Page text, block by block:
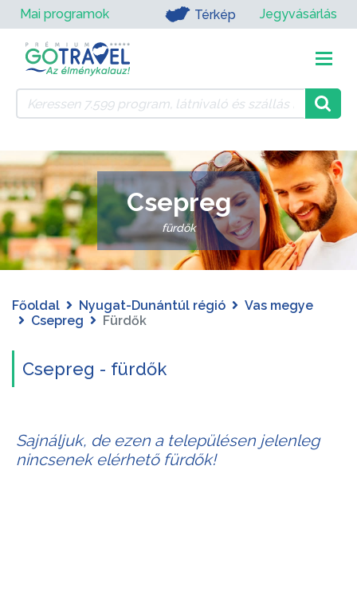
Mai programok Térkép Jegyvásárlás
Csepreg
fürdők
Főoldal Nyugat-Dunántúl régió
Vas megye
Csepreg
Fürdők
Csepreg - fürdők
Sajnáljuk, de ezen a településen jelenleg
nincsenek elérhető fürdők!